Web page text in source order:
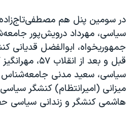
در سومین پنل هم مصطفی‌تاج‌زاده
سیاسی، مهرداد درویش‌پور
جمهوریخواه، ابوالفضل قدیانی
قبل و بعد از
سیاسی، سعید مدنی جامعه‌شناس
میزانی (امیرانتظام) کنشگر
هاشمی کنشگر و زندانی سیاسی